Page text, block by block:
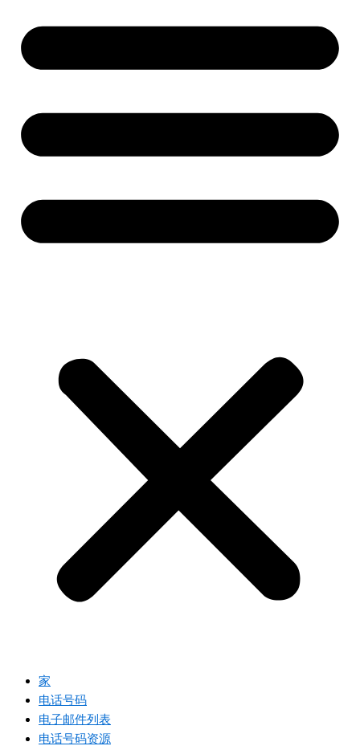
家
电话号码
电子邮件列表
电话号码资源